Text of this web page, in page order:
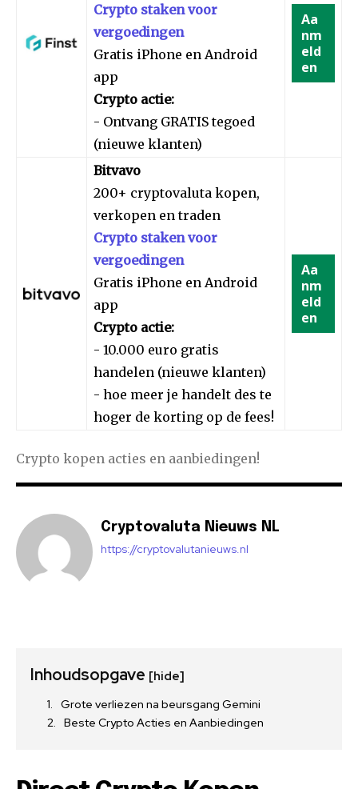
Crypto staken voor
vergoedingen
Gratis iPhone en Android
app
Crypto actie:
- Ontvang GRATIS tegoed
(nieuwe klanten)
Aa
nm
eld
en
Bitvavo
200+ cryptovaluta kopen,
verkopen en traden
Crypto staken voor
vergoedingen
Gratis iPhone en Android
app
Crypto actie:
- 10.000 euro gratis
handelen (nieuwe klanten)
- hoe meer je handelt des te
hoger de korting op de fees!
Aa
nm
eld
en
Crypto kopen acties en aanbiedingen!
Cryptovaluta Nieuws NL
https://cryptovalutanieuws.nl
Inhoudsopgave [hide]
Grote verliezen na beursgang Gemini
Beste Crypto Acties en Aanbiedingen